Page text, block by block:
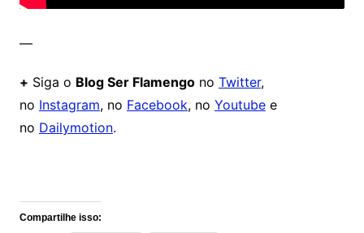
—
+ Siga o Blog Ser Flamengono Twitter,
no Instagram, no Facebook, no Youtubee
no Dailymotion.
Compartilhe isso: